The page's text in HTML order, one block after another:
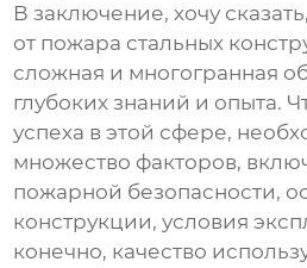
В заключение, хочу
от пожара стальных
сложная и многогранная
глубоких знаний и опыта.
успеха в этой сфере,
множество факторов,
пожарной безопасности,
конструкции, условия
конечно, качество